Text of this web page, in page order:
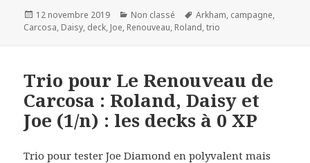
Publié
le
12 novembre 2019 Catégories
Non classé
Mots-
clés
Arkham, campagne,
Carcosa, Daisy, deck, Joe, Renouveau, Roland,trio
Trio pour Le Renouveau de
Carcosa : Roland, Daisy et
Joe (1/n) : les decks à 0 XP
Trio pour tester Joe Diamond en polyvalent mais